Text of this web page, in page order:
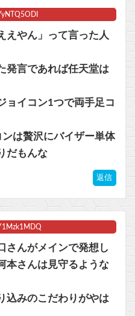
えやん」って言った人
発言であれば任天堂は
ョイコン1つで両手足コ
は贅沢にバイザー単体
だもんな
返信
さんがメインで発想し
本さんは見守るような
込みのこだわりがやは